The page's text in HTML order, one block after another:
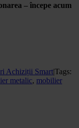
– începe acum
Achiziții Smart|Tags:
metalic, mobilier